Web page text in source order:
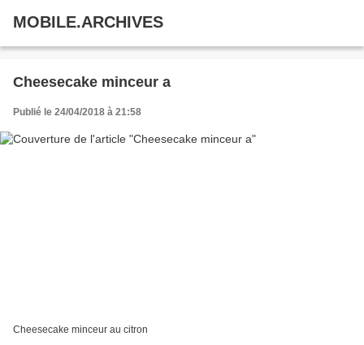
MOBILE.ARCHIVES
Cheesecake minceur a
Publié le 24/04/2018 à 21:58
Cheesecake minceur au citron